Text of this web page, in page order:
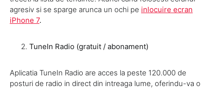
agresiv si se sparge arunca un ochi pe inlocuire ecran
iPhone 7.
TuneIn Radio (gratuit / abonament)
Aplicatia TuneIn Radio are acces la peste 120.000 de
posturi de radio in direct din intreaga lume, oferindu-va o